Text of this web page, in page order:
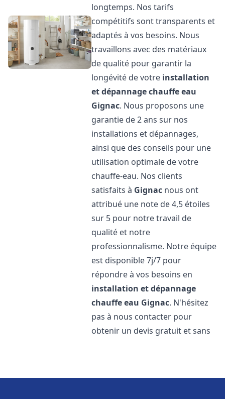
longtemps. Nos tarifs
compétitifs sont transparents et
adaptés à vos besoins. Nous
travaillons avec des matériaux
de qualité pour garantir la
longévité de votre installation
et dépannage chauffe eau
Gignac. Nous proposons une
garantie de 2 ans sur nos
installations et dépannages,
ainsi que des conseils pour une
utilisation optimale de votre
chauffe-eau. Nos clients
satisfaits à Gignac nous ont
attribué une note de 4,5 étoiles
sur 5 pour notre travail de
qualité et notre
professionnalisme. Notre équipe
est disponible 7j/7 pour
répondre à vos besoins en
installation et dépannage
chauffe eau Gignac. N'hésitez
pas à nous contacter pour
obtenir un devis gratuit et sans